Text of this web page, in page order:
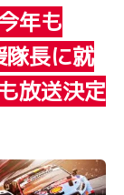
年も
隊長に就
放送決定